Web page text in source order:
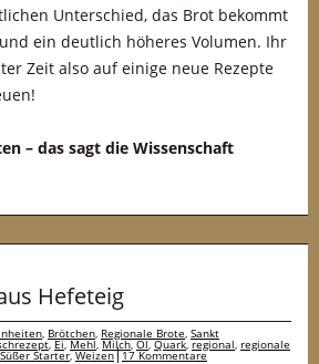
Unterschied, das Brot bekommt
ein deutlich höheres Volumen. Ihr
Zeit also auf einige neue Rezepte
– das sagt die Wissenschaft
Hefeteig
, Brötchen, Regionale Brote, Sankt
,Ei,Mehl,Milch,Öl,Quark,regional, regionale
Süßer Starter,Weizen 17 Kommentare